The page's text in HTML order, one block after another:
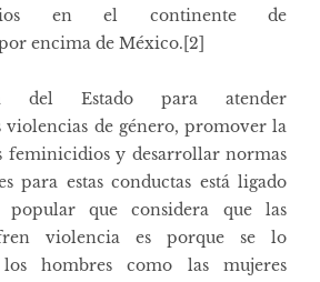
en el continente de
encima de México.[2]
del Estado para atender
violencias de género, promover la
feminicidios y desarrollar normas
para estas conductas está ligado
popular que considera que las
violencia es porque se lo
hombres como las mujeres